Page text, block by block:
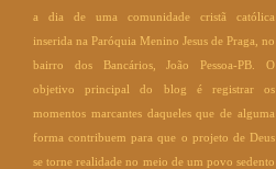
a dia de uma comunidade cristã católica
inserida na Paróquia Menino Jesus de Praga, no
bairro dos Bancários, João Pessoa-PB. O
objetivo principal do blog é registrar os
momentos marcantes daqueles que de alguma
forma contribuem para que o projeto de Deus
se torne realidade no meio de um povo sedento